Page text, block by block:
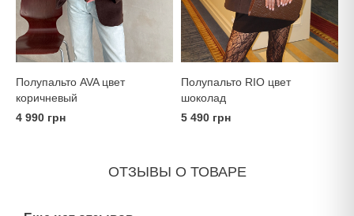
Полупальто AVA цвет
коричневый
4 990 грн
Полупальто RIO цвет
шоколад
5 490 грн
ОТЗЫВЫ О ТОВАРЕ